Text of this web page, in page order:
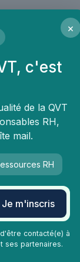
le travail.
×
c'est
de la QVT
RH,
mail.
RH
Je m'inscris
contacté(e) à
ses partenaires.